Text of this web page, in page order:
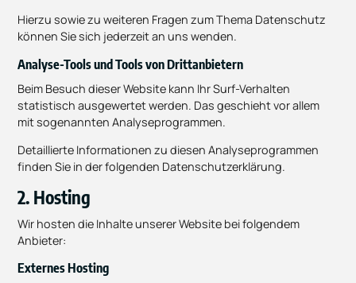
Hierzu sowie zu weiteren Fragen zum Thema Datenschutz
können Sie sich jederzeit an uns wenden.
Analyse-Tools und Tools von Dritt­anbietern
Beim Besuch dieser Website kann Ihr Surf-Verhalten
statistisch ausgewertet werden. Das geschieht vor allem
mit sogenannten Analyseprogrammen.
Detaillierte Informationen zu diesen Analyseprogrammen
finden Sie in der folgenden Datenschutzerklärung.
2. Hosting
Wir hosten die Inhalte unserer Website bei folgendem
Anbieter:
Externes Hosting